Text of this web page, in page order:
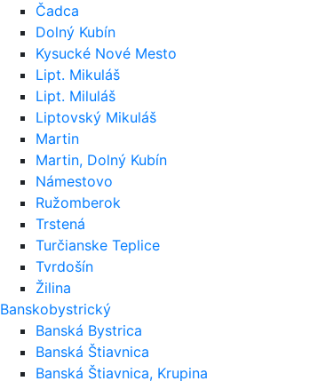
Čadca
Dolný Kubín
Kysucké Nové Mesto
Lipt. Mikuláš
Lipt. Miluláš
Liptovský Mikuláš
Martin
Martin, Dolný Kubín
Námestovo
Ružomberok
Trstená
Turčianske Teplice
Tvrdošín
Žilina
Banskobystrický
Banská Bystrica
Banská Štiavnica
Banská Štiavnica, Krupina